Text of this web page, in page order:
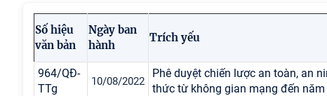
Số hiệu
văn bản
Ngày ban
hành
Trích yếu
964/QĐ-
TTg
10/08/2022
Phê duyệt chiến lược an toàn, an
thức từ không gian mạng đến